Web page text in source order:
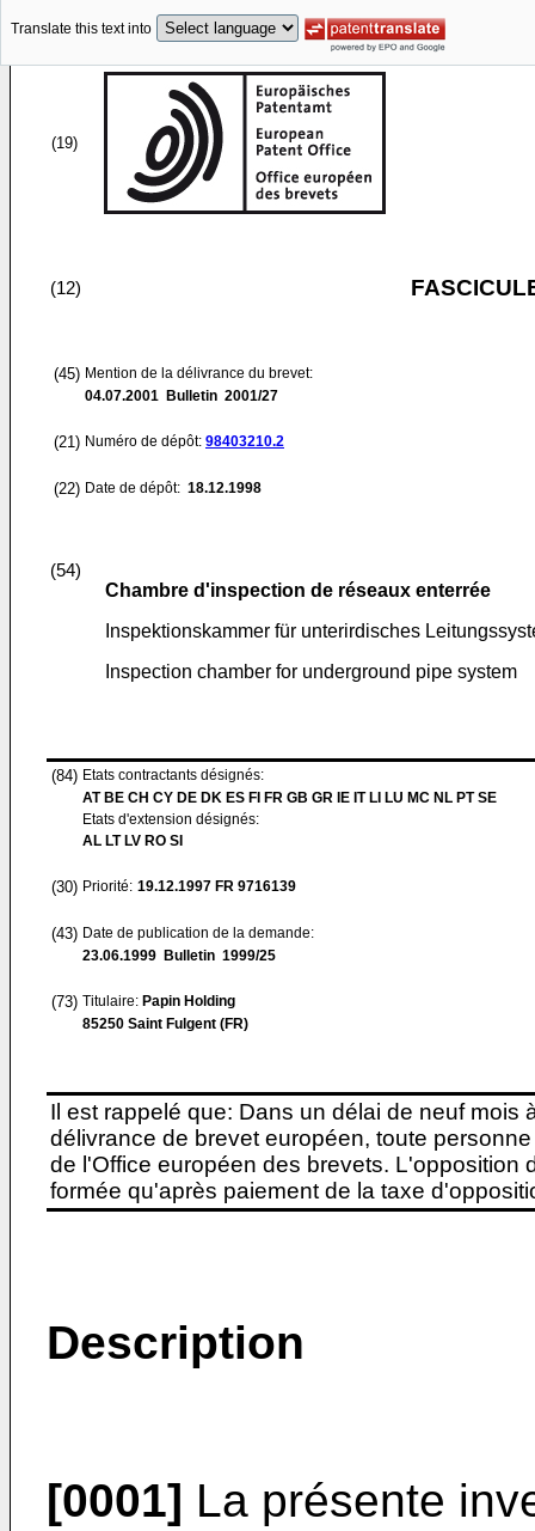
Translate this text into
(19)
(12)
(45) Mention de la délivrance du brevet:
04.07.2001 Bulletin 2001/27
(21) Numéro de dépôt: 98403210.2
(22) Date de dépôt: 18.12.1998
(54)
Chambre d'inspection de réseaux enterrée
Inspektionskammer für unterirdisches
Inspection chamber for underground pipe system
(84) Etats contractants désignés:
AT BE CH CY DE DK ES FI FR GB GR IE IT LI LU MC NL PT SE
Etats d'extension désignés:
AL LT LV RO SI
(30) Priorité: 19.12.1997 FR 9716139
(43) Date de publication de la demande:
23.06.1999 Bulletin 1999/25
(73) Titulaire: Papin Holding
85250 Saint Fulgent (FR)
Il est rappelé que: Dans un délai de neuf
délivrance de brevet européen, toute
de l'Office européen des brevets. L'opposition
formée qu'après paiement de la taxe
Description
[0001] La présente